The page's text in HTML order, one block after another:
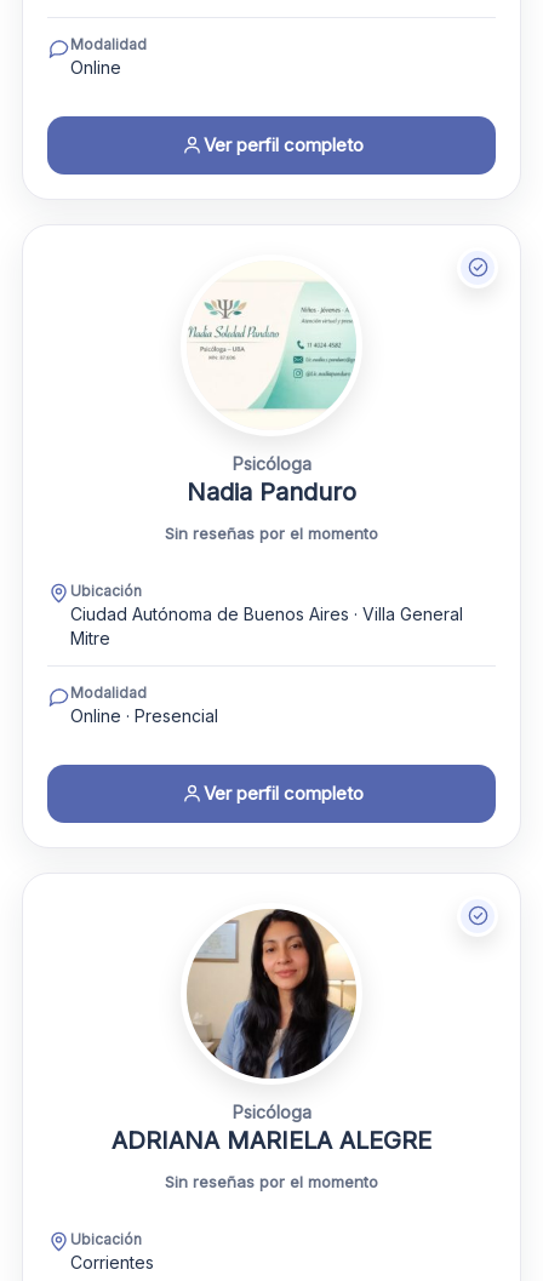
Modalidad
Online
Ver perfil completo
Psicóloga
Nadia Panduro
Sin reseñas por el momento
Ubicación
Ciudad Autónoma de Buenos Aires · Villa General
Mitre
Modalidad
Online · Presencial
Ver perfil completo
Psicóloga
ADRIANA MARIELA ALEGRE
Sin reseñas por el momento
Ubicación
Corrientes